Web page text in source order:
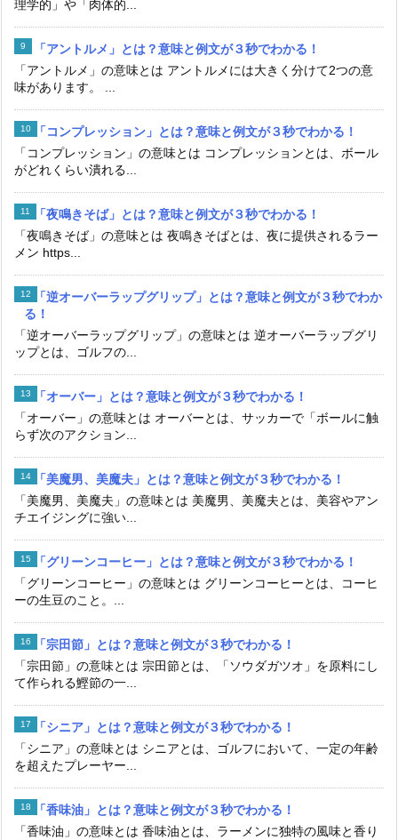
理学的」や「肉体的...
「アントルメ」とは？意味と例文が３秒でわかる！
「アントルメ」の意味とは アントルメには大きく分けて2つの意
味があります。 ...
「コンプレッション」とは？意味と例文が３秒でわかる！
「コンプレッション」の意味とは コンプレッションとは、ボール
がどれくらい潰れる...
「夜鳴きそば」とは？意味と例文が３秒でわかる！
「夜鳴きそば」の意味とは 夜鳴きそばとは、夜に提供されるラー
メン https...
「逆オーバーラップグリップ」とは？意味と例文が３秒でわか
る！
「逆オーバーラップグリップ」の意味とは 逆オーバーラップグリ
ップとは、ゴルフの...
「オーバー」とは？意味と例文が３秒でわかる！
「オーバー」の意味とは オーバーとは、サッカーで「ボールに触
らず次のアクション...
「美魔男、美魔夫」とは？意味と例文が３秒でわかる！
「美魔男、美魔夫」の意味とは 美魔男、美魔夫とは、美容やアン
チエイジングに強い...
「グリーンコーヒー」とは？意味と例文が３秒でわかる！
「グリーンコーヒー」の意味とは グリーンコーヒーとは、コーヒ
ーの生豆のこと。...
「宗田節」とは？意味と例文が３秒でわかる！
「宗田節」の意味とは 宗田節とは、「ソウダガツオ」を原料にし
て作られる鰹節の一...
「シニア」とは？意味と例文が３秒でわかる！
「シニア」の意味とは シニアとは、ゴルフにおいて、一定の年齢
を超えたプレーヤー...
「香味油」とは？意味と例文が３秒でわかる！
「香味油」の意味とは 香味油とは、ラーメンに独特の風味と香り